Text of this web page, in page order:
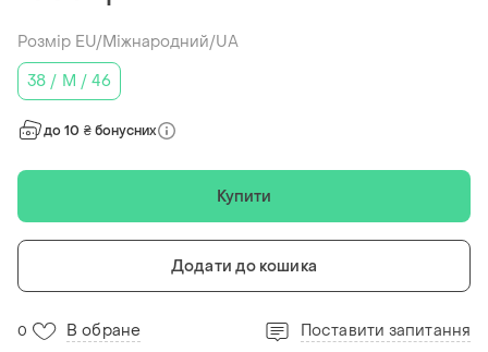
Розмір EU/Міжнародний/UA
38 / M / 46
до 10 ₴ бонусних
Купити
Додати до кошика
0 В обране Поставити запитання